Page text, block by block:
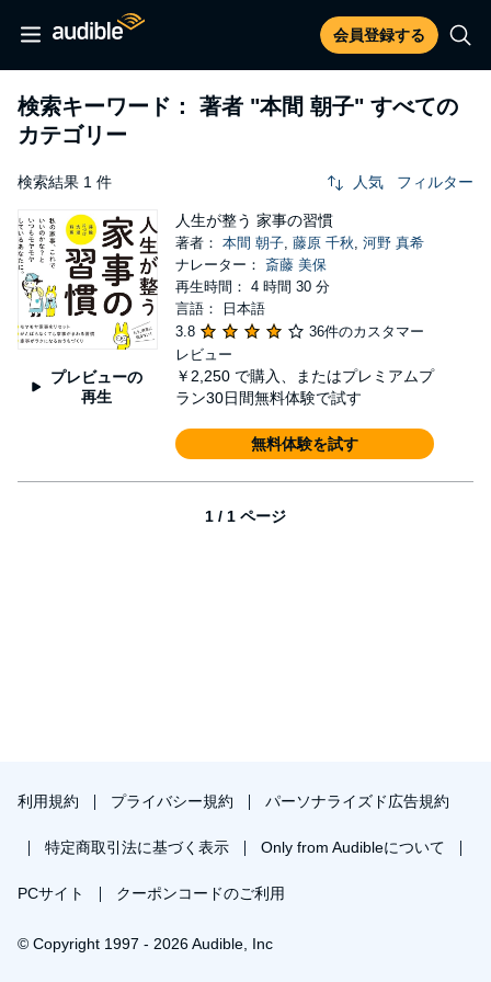
会員登録する
検索キーワード： 著者 "本間 朝子" すべての
カテゴリー
検索結果 1 件 人気 フィルター
プレビューの
再生
人生が整う 家事の習慣
著者： 本間 朝子, 藤原 千秋, 河野 真希
ナレーター： 斎藤 美保
再生時間： 4 時間 30 分
言語： 日本語
3.8
36件のカスタマー
レビュー
￥2,250 で購入、またはプレミアムプ
ラン30日間無料体験で試す
無料体験を試す
1 / 1 ページ
利用規約 プライバシー規約 パーソナライズド広告規約
特定商取引法に基づく表示 Only from Audibleについて
PCサイト クーポンコードのご利用
© Copyright 1997 - 2026 Audible, Inc